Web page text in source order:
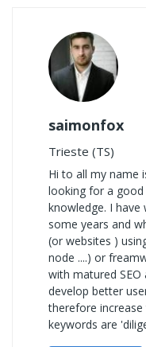
saimonfox
Trieste (TS)
Hi to all my name
looking for a
knowledge. I
some years and
(or websites )
node ....) or
with matured
develop better
therefore
keywords are